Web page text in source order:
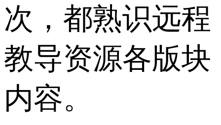
次，都熟识远程
教导资源各版块
内容。